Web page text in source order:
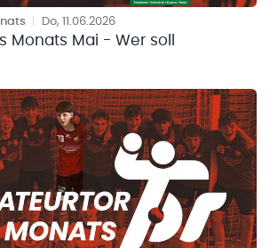
Do, 11.06.2026
Monats Mai - Wer soll